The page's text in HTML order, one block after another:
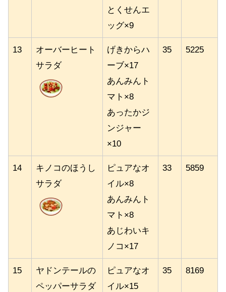
とくせんエ
ッグ×9
13
オーバーヒート
サラダ
げきからハ
ーブ×17
あんみんト
マト×8
あったかジ
ンジャー
×10
35 5225
14
キノコのほうし
サラダ
ピュアなオ
イル×8
あんみんト
マト×8
あじわいキ
ノコ×17
33 5859
15
ヤドンテールの
ペッパーサラダ
ピュアなオ
イル×15
35 8169